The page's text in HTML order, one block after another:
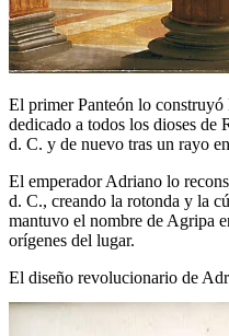
El primer Panteón lo
dedicado a todos los dioses
d. C. y de nuevo tras un rayo
El emperador Adriano lo
d. C., creando la rotonda y la
mantuvo el nombre de Agripa
orígenes del lugar.
El diseño revolucionario de